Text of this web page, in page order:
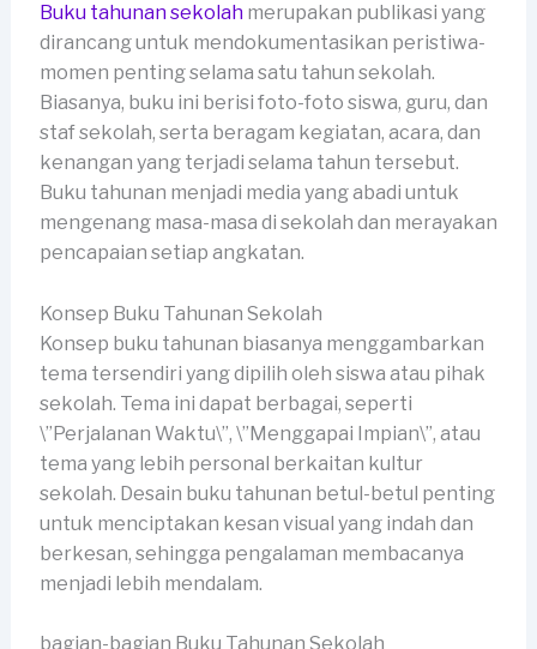
Buku tahunan sekolahmerupakan publikasi yang
dirancang untuk mendokumentasikan peristiwa-
momen penting selama satu tahun sekolah.
Biasanya, buku ini berisi foto-foto siswa, guru, dan
staf sekolah, serta beragam kegiatan, acara, dan
kenangan yang terjadi selama tahun tersebut.
Buku tahunan menjadi media yang abadi untuk
mengenang masa-masa di sekolah dan merayakan
pencapaian setiap angkatan.
Konsep Buku Tahunan Sekolah
Konsep buku tahunan biasanya menggambarkan
tema tersendiri yang dipilih oleh siswa atau pihak
sekolah. Tema ini dapat berbagai, seperti
\”Perjalanan Waktu\”, \”Menggapai Impian\”, atau
tema yang lebih personal berkaitan kultur
sekolah. Desain buku tahunan betul-betul penting
untuk menciptakan kesan visual yang indah dan
berkesan, sehingga pengalaman membacanya
menjadi lebih mendalam.
bagian-bagian Buku Tahunan Sekolah